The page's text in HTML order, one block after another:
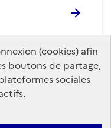
(cookies) afin
boutons de partage,
sociales